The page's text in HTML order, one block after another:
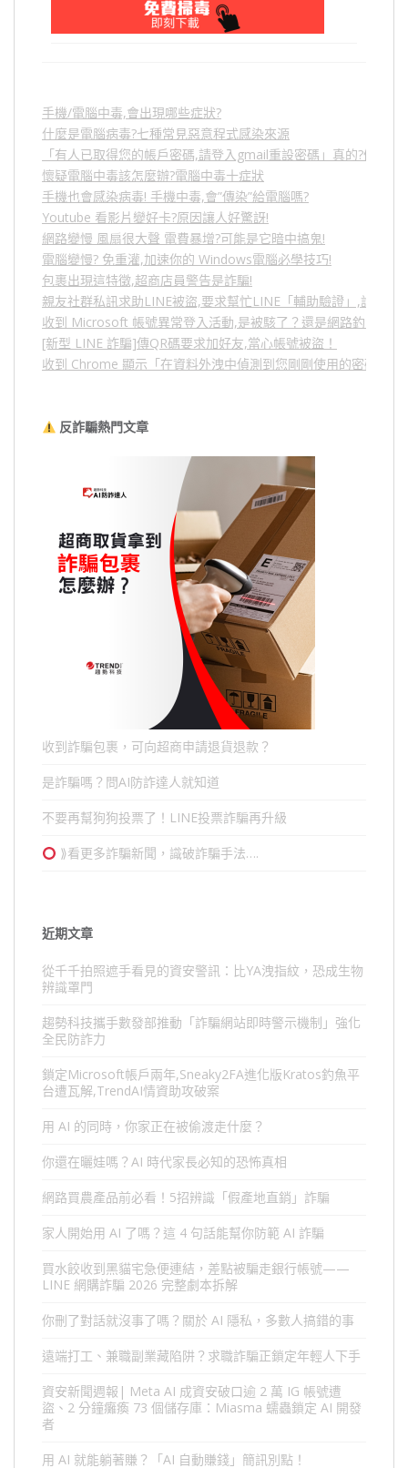
手機/電腦中毒,會出現哪些症狀?
什麼是電腦病毒?七種常見惡意程式感染來源
「有人已取得您的帳戶密碼,請登入gmail重設密碼」真的?假的?5
懷疑電腦中毒該怎麼辦?電腦中毒十症狀
手機也會感染病毒! 手機中毒,會”傳染”給電腦嗎?
Youtube 看影片變好卡?原因讓人好驚訝!
網路變慢 風扇很大聲 電費暴增?可能是它暗中搞鬼!
電腦變慢? 免重灌,加速你的 Windows電腦必學技巧!
包裹出現這特徵,超商店員警告是詐騙!
親友社群私訊求助LINE被盜,要求幫忙LINE「輔助驗證」,詐騙
收到 Microsoft 帳號異常登入活動,是被駭了？還是網路釣魚？
[新型 LINE 詐騙]傳QR碼要求加好友,當心帳號被盜！
收到 Chrome 顯示「在資料外洩中偵測到您剛剛使用的密碼」
反詐騙熱門文章
收到詐騙包裹，可向超商申請退貨退款？
是詐騙嗎？問AI防詐達人就知道
不要再幫狗狗投票了！LINE投票詐騙再升級
⟫看更多詐騙新聞，識破詐騙手法….
近期文章
從千千拍照遮手看見的資安警訊：比YA洩指紋，恐成生物
辨識罩門
趨勢科技攜手數發部推動「詐騙網站即時警示機制」強化
全民防詐力
鎖定Microsoft帳戶兩年,Sneaky2FA進化版Kratos釣魚平
台遭瓦解,TrendAI情資助攻破案
用 AI 的同時，你家正在被偷渡走什麼？
你還在曬娃嗎？AI 時代家長必知的恐怖真相
網路買農產品前必看！5招辨識「假產地直銷」詐騙
家人開始用 AI 了嗎？這 4 句話能幫你防範 AI 詐騙
買水餃收到黑貓宅急便連結，差點被騙走銀行帳號——
LINE 網購詐騙 2026 完整劇本拆解
你刪了對話就沒事了嗎？關於 AI 隱私，多數人搞錯的事
遠端打工、兼職副業藏陷阱？求職詐騙正鎖定年輕人下手
資安新聞週報| Meta AI 成資安破口逾 2 萬 IG 帳號遭
盜、2 分鐘癱瘓 73 個儲存庫：Miasma 蠕蟲鎖定 AI 開發
者
用 AI 就能躺著賺？「AI 自動賺錢」簡訊別點！